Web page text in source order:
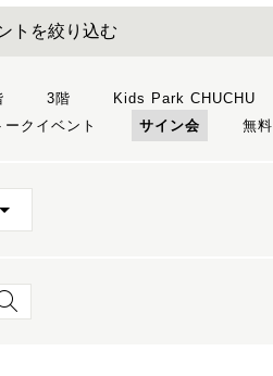
トを絞り込む
3階 Kids Park CHUCHU
ークイベント サイン会 無料